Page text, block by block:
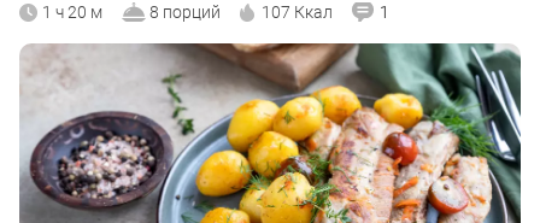
1 ч 20 м 8 порций 107 Ккал 1